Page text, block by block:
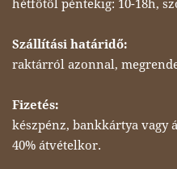
hétfőtől péntekig: 10-18h,
Szállítási határidő:
raktárról azonnal,
Fizetés:
készpénz, bankkártya vagy
40% átvételkor.